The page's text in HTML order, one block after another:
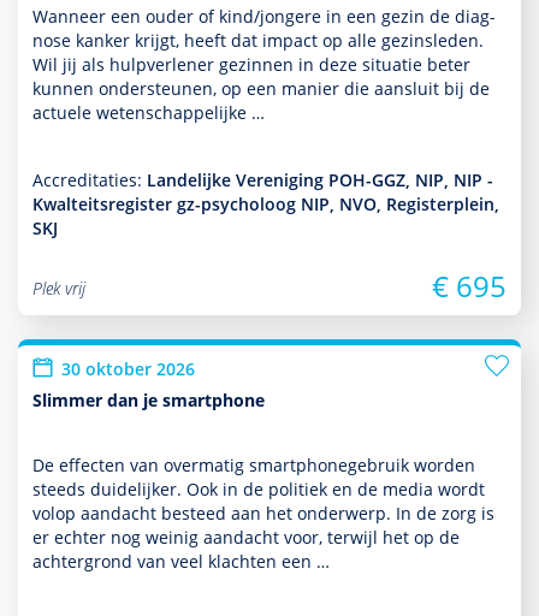
Wanneer een ouder of kind/jongere in een gezin de diag­
nose kanker krijgt, heeft dat impact op alle gezinsleden.
Wil jij als hulp­ver­le­ner gezin­nen in deze situatie beter
kunnen onder­steunen, op een manier die aansluit bij de
actuele weten­schappe­lijke …
Accreditaties: Landelijke Vereniging POH-GGZ, NIP, NIP -
Kwalteitsregister gz-psycholoog NIP, NVO, Registerplein,
SKJ
Plek vrij € 695
30 oktober 2026
Slimmer dan je smartphone
De effecten van overmatig smartphonegebruik worden
steeds duide­lijker. Ook in de politiek en de media wordt
volop aan­dacht besteed aan het onder­werp. In de zorg is
er echter nog weinig aan­dacht voor, terwijl het op de
achter­grond van veel klachten een …